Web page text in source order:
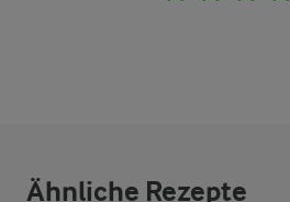
Ähnliche Rezepte